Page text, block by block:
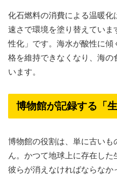
化石燃料の消費による温暖化
速さで環境を塗り替えてい
性化」です。海水が酸性に
格を維持できなくなり、海の
います。
博物館が記録する「生
博物館の役割は、単に古い
ん。かつて地球上に存在し
彼らが消えなければならな